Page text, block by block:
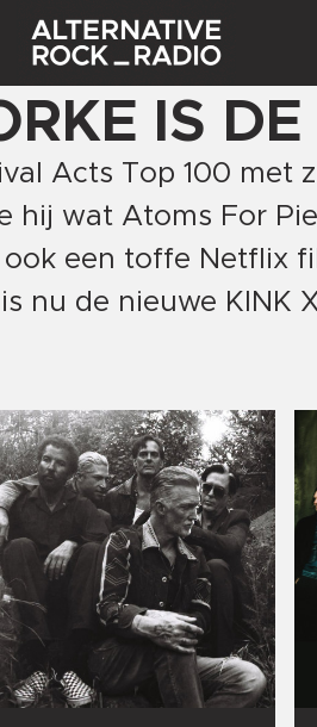
IS
Acts Top 100 met
hij wat Atoms For
een toffe Netflix
nu de nieuwe KINK